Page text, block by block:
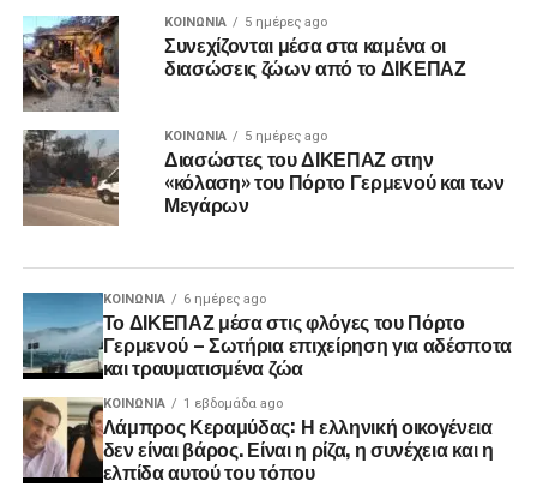
ΚΟΙΝΩΝΊΑ 5 ημέρες ago
Συνεχίζονται μέσα στα καμένα οι
διασώσεις ζώων από το ΔΙΚΕΠΑΖ
ΚΟΙΝΩΝΊΑ 5 ημέρες ago
Διασώστες του ΔΙΚΕΠΑΖ στην
«κόλαση» του Πόρτο Γερμενού και των
Μεγάρων
ΚΟΙΝΩΝΊΑ 6 ημέρες ago
Το ΔΙΚΕΠΑΖ μέσα στις φλόγες του Πόρτο
Γερμενού – Σωτήρια επιχείρηση για αδέσποτα
και τραυματισμένα ζώα
ΚΟΙΝΩΝΊΑ 1 εβδομάδα ago
Λάμπρος Κεραμύδας: Η ελληνική οικογένεια
δεν είναι βάρος. Είναι η ρίζα, η συνέχεια και η
ελπίδα αυτού του τόπου